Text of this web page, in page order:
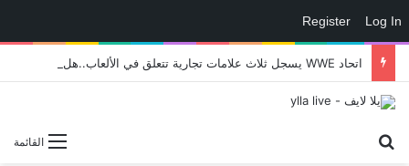
Log In
Register
القائمة